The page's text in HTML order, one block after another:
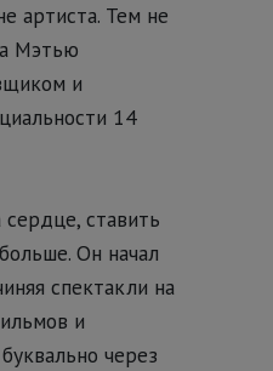
артиста. Тем не
Мэтью
и
14
ставить
Он начал
спектакли на
и
через